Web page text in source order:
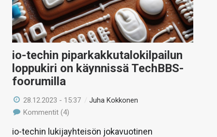
io-techin piparkakkutalokilpailun
loppukiri on käynnissä TechBBS-
foorumilla
28.12.2023 - 15:37 /Juha Kokkonen
Kommentit (4)
io-techin lukijayhteisön jokavuotinen